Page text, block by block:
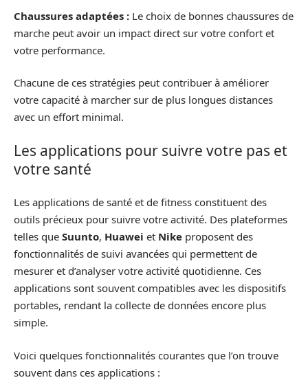
Chaussures adaptées : Le choix de bonnes chaussures de
marche peut avoir un impact direct sur votre confort et
votre performance.
Chacune de ces stratégies peut contribuer à améliorer
votre capacité à marcher sur de plus longues distances
avec un effort minimal.
Les applications pour suivre votre pas et
votre santé
Les applications de santé et de fitness constituent des
outils précieux pour suivre votre activité. Des plateformes
telles que Suunto, Huawei et Nike proposent des
fonctionnalités de suivi avancées qui permettent de
mesurer et d’analyser votre activité quotidienne. Ces
applications sont souvent compatibles avec les dispositifs
portables, rendant la collecte de données encore plus
simple.
Voici quelques fonctionnalités courantes que l’on trouve
souvent dans ces applications :